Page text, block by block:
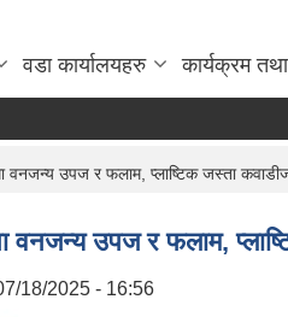
वडा कार्यालयहरु कार्यक्रम
वनजन्य उपज र फलाम, प्लाष्टिक जस्ता
वनजन्य उपज र फलाम,
18/2025 - 16:56